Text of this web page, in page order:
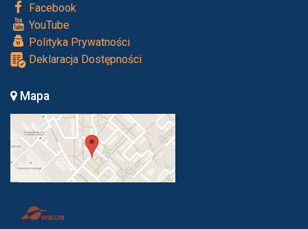
Facebook
YouTube
Polityka Prywatności
Deklaracja Dostępności
Mapa